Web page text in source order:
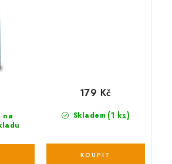
na
Skladem (1 ks)
179 Kč